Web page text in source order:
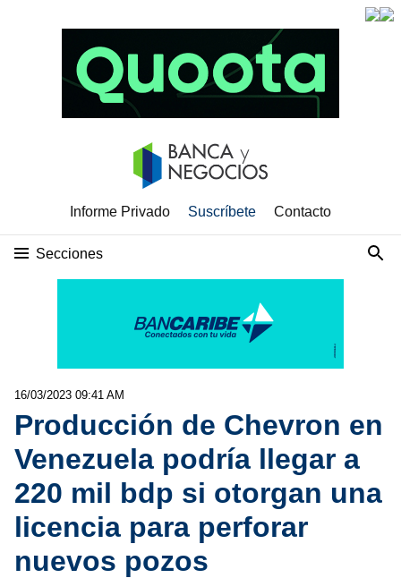
Informe Privado Suscríbete Contacto
Secciones
16/03/2023 09:41 AM
Producción de Chevron en
Venezuela podría llegar a
220 mil bdp si otorgan una
licencia para perforar
nuevos pozos